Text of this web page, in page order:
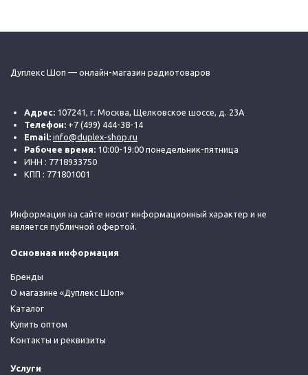
Дуплекс Шоп — онлайн-магазин радиотоваров
Адрес: 107241, г. Москва, Щелковское шоссе, д. 23А
Телефон: +7 (499) 444-38-14
Email: info@duplex-shop.ru
Рабочее время: 10:00-19:00 понедельник-пятница
ИНН : 7718933750
КПП : 771801001
Информация на сайте носит информационный характер и не
является публичной офертой.
Основная информация
Бренды
О магазине «Дуплекс Шоп»
Каталог
Купить оптом
Контакты и реквизиты
Услуги